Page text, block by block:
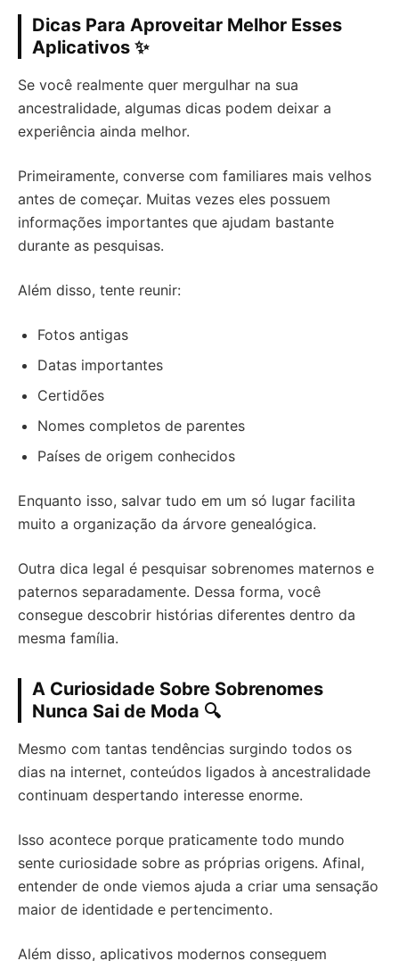
Dicas Para Aproveitar Melhor Esses
Aplicativos ✨
Se você realmente quer mergulhar na sua
ancestralidade, algumas dicas podem deixar a
experiência ainda melhor.
Primeiramente, converse com familiares mais velhos
antes de começar. Muitas vezes eles possuem
informações importantes que ajudam bastante
durante as pesquisas.
Além disso, tente reunir:
Fotos antigas
Datas importantes
Certidões
Nomes completos de parentes
Países de origem conhecidos
Enquanto isso, salvar tudo em um só lugar facilita
muito a organização da árvore genealógica.
Outra dica legal é pesquisar sobrenomes maternos e
paternos separadamente. Dessa forma, você
consegue descobrir histórias diferentes dentro da
mesma família.
A Curiosidade Sobre Sobrenomes
Nunca Sai de Moda 🔍
Mesmo com tantas tendências surgindo todos os
dias na internet, conteúdos ligados à ancestralidade
continuam despertando interesse enorme.
Isso acontece porque praticamente todo mundo
sente curiosidade sobre as próprias origens. Afinal,
entender de onde viemos ajuda a criar uma sensação
maior de identidade e pertencimento.
Além disso, aplicativos modernos conseguem